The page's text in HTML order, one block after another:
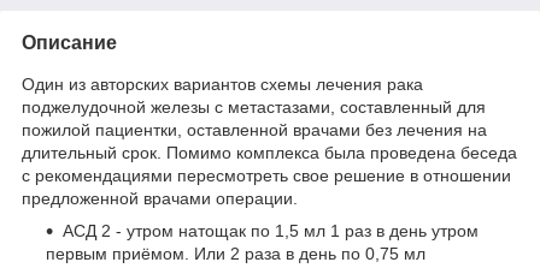
Описание
Один из авторских вариантов схемы лечения рака
поджелудочной железы с метастазами, составленный для
пожилой пациентки, оставленной врачами без лечения на
длительный срок. Помимо комплекса была проведена беседа
с рекомендациями пересмотреть свое решение в отношении
предложенной врачами операции.
АСД 2 - утром натощак по 1,5 мл 1 раз в день утром
первым приёмом. Или 2 раза в день по 0,75 мл